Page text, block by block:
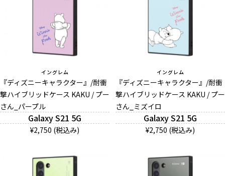
イングレム
『ディズニーキャラクター』/耐衝
撃ハイブリッドケース KAKU / プー
さん_パープル
Galaxy S21 5G
¥2,750 (税込み)
イングレム
『ディズニーキャラクター』/耐衝
撃ハイブリッドケース KAKU / プー
さん_ミズイロ
Galaxy S21 5G
¥2,750 (税込み)